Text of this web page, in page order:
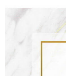
3.完整用戶服務條
客戶支援中心」
１．透過由恩沛科
易，需依本服務之
權轉讓予恩沛科技
２．關於個人資料
https://aftee.tw/
貨到付款
每筆NT$130，滿
海外配送